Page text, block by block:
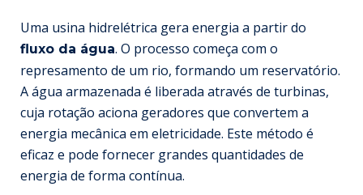
Uma usina hidrelétrica gera energia a partir do
fluxo da água. O processo começa com o
represamento de um rio, formando um reservatório.
A água armazenada é liberada através de turbinas,
cuja rotação aciona geradores que convertem a
energia mecânica em eletricidade. Este método é
eficaz e pode fornecer grandes quantidades de
energia de forma contínua.